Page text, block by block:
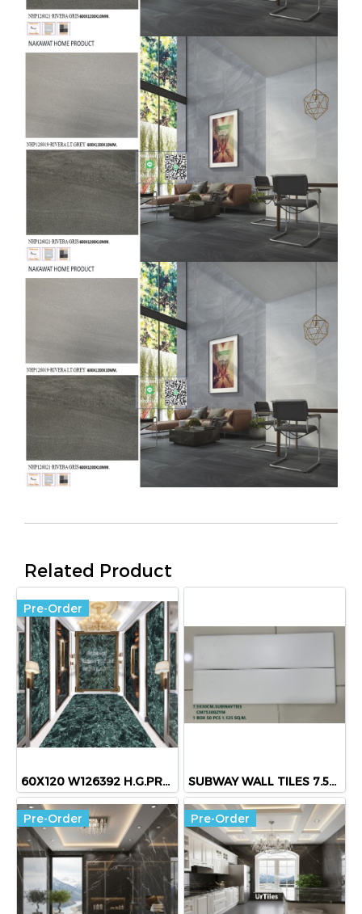
Related Product
Pre-Order
60X120 W126392 H.G.PRADA GREEN SUBWAY WALL TILES 7.5X30 CM (CM75300ZYM /PK50)
Pre-Order Pre-Order